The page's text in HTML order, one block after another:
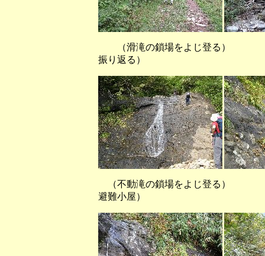
（滑滝の鎖場をよじ登る）
振り返る）
（不動滝の鎖場をよじ登
避難小屋）